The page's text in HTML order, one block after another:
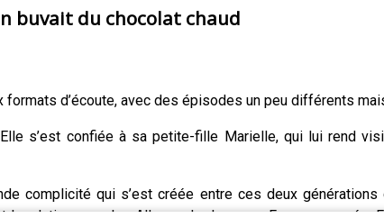
buvait du chocolat chaud
d’écoute, avec des épisodes un peu différents
s’est confiée à sa petite-fille Marielle, qui lui rend
complicité qui s’est créée entre ces deux